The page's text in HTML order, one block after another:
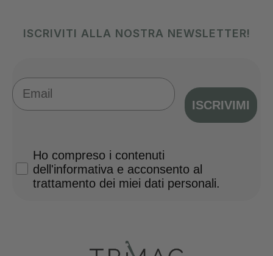
ISCRIVITI ALLA NOSTRA NEWSLETTER!
Email
ISCRIVIMI
Privacy Policy
Ho compreso i contenuti
dell'informativa e acconsento al
trattamento dei miei dati personali.